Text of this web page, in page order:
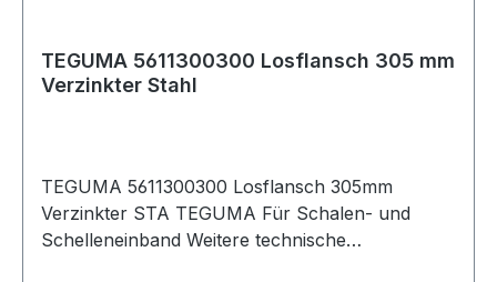
TEGUMA 5611300300 Losflansch 305 mm
Verzinkter Stahl
TEGUMA 5611300300 Losflansch 305mm
Verzinkter STA TEGUMA Für Schalen- und
Schelleneinband Weitere technische